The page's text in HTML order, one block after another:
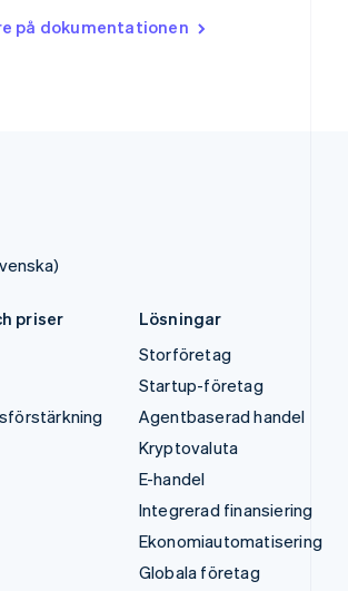
på dokumentationen
priser
Lösningar
Storföretag
Startup-företag
Agentbaserad handel
Kryptovaluta
E-handel
Integrerad finansiering
Ekonomiautomatisering
Globala företag